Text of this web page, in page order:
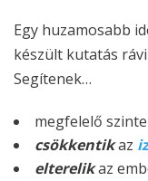
Egy huzamosabb
készült kutatás
Segítenek…
megfelelő
csökkentikaz
elterelikaz